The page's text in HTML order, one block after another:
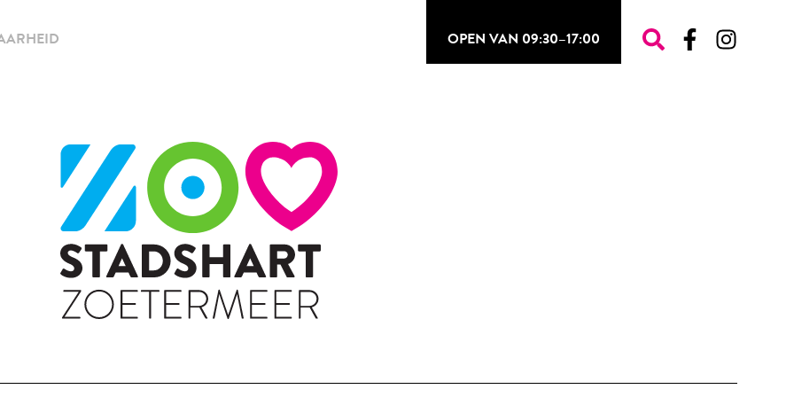
OPEN VAN 09:30–17:00